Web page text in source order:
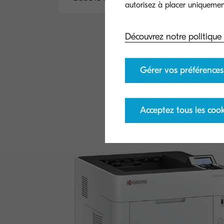
Découvrez notre
Gérer vos préférences
Acceptez tous les